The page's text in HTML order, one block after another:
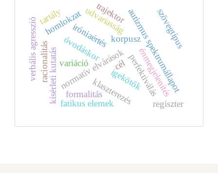
óvodáskor
iróniaértés
normatív elvárások
kísérleti kutatás perfektiválás
igekötők
korpusz
klaszterezés
homlokzat autizmus spektrumállapot
udvariasság
racionalitás
formalitás
regiszter
variáció énmegjelenítés
fatikus elemek
tartály trajektor
cél
verbális agresszió szövegtípus